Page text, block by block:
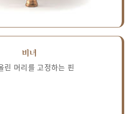
비녀
린 머리를 고정하는 핀